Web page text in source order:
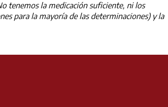
tenemos la medicación suficiente, ni los
para la mayoría de las determinaciones) y la